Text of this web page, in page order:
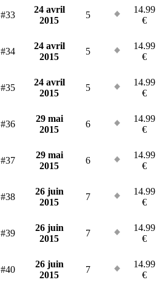
#33
24 avril
2015
5
14.99
€
#34
24 avril
2015
5
14.99
€
#35
24 avril
2015
5
14.99
€
#36
29 mai
2015
6
14.99
€
#37
29 mai
2015
6
14.99
€
#38
26 juin
2015
7
14.99
€
#39
26 juin
2015
7
14.99
€
#40
26 juin
2015
7
14.99
€